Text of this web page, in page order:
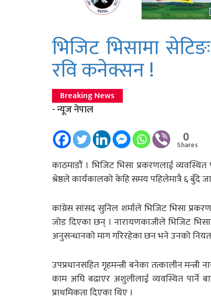
भिजिट भिसामा
रवि कनेक्सन !
Breaking News
- न्यूज नेपाल
0
Shares
काठमाडाैं । भिजिट भिसा प्रकरणलाई
श्रेष्ठले कार्यकालको केहि समय पहिलेमात्रै ६ बुँदे
कांग्रेस सांसद सुनिल शर्माले भिजिट भिसा
जोड दिएका छन् । नारायणकाजीले भिजिट
अनुसन्धानको माग गरिरहेका छन भने उनको
उपप्रधानसहित गृहमन्त्री बनेका तत्कालीन
काम अघि बढाएर अशुलीलाई व्यवस्थित पार्ने
प्राथमिकता दिएका थिए ।